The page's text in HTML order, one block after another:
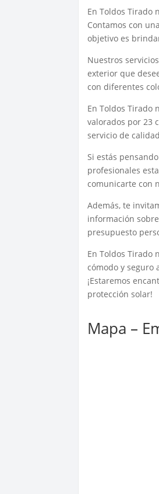
En Toldos Tirado
Contamos con
objetivo es
Nuestros
exterior que
con diferentes
En Toldos Tirado
valorados por 23
servicio de
Si estás
profesionales
comunicarte con
Además, te
información
presupuesto
En Toldos Tirado
cómodo y seguro
¡Estaremos
protección solar!
Mapa –